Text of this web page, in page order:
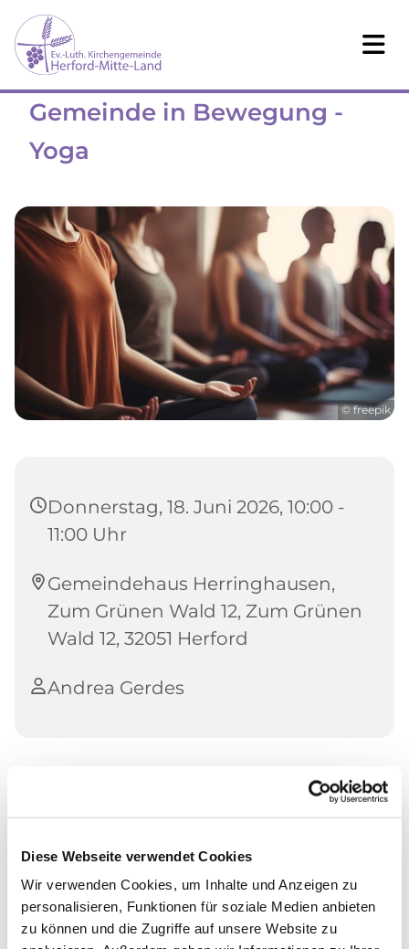
Diese Webseite verwendet Cookies
Wir verwenden Cookies, um Inhalte und Anzeigen zu
personalisieren, Funktionen für soziale Medien anbieten
zu können und die Zugriffe auf unsere Website zu
Gemeinde in Bewegung -
Yoga
© freepik
Donnerstag, 18. Juni 2026, 10:00 -
11:00 Uhr
Gemeindehaus Herringhausen,
Zum Grünen Wald 12, Zum Grünen
Wald 12, 32051 Herford
Andrea Gerdes